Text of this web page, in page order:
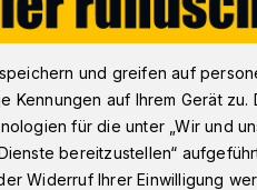
und greifen auf
Kennungen auf Ihrem Gerät zu.
für die unter „Wir und
bereitzustellen“
Widerruf Ihrer Einwilligung